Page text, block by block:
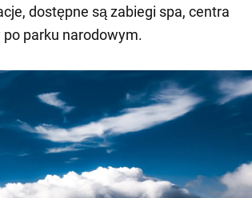
dostępne są zabiegi spa, centra
parku narodowym.